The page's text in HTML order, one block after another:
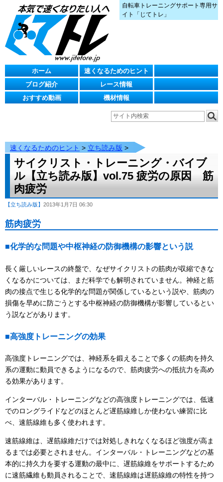
自転車トレーニングサポート専用サ
イト「じてトレ」
ホーム
速くなるためのヒント
ブログ紹介
レース情報
おすすめ動画
機材情報
速くなるためのヒント > 立ち読み版 >
サイクリスト・トレーニング・バイブ
ル【立ち読み版】vol.75 疲労の原因 筋
肉疲労
【立ち読み版】 2013年1月7日 06:30
筋肉疲労
■化学的な問題や中枢神経の防御機構の影響という説
長く厳しいレースの終盤で、なぜサイクリストの筋肉が収縮できな
くなるかについては、まだ科学でも解明されていません。神経と筋
肉の接点で生じる化学的な問題が関係しているという説や、筋肉の
損傷を早めに防ごうとする中枢神経の防御機構が影響しているとい
う説などがあります。
■高強度トレーニングの効果
高強度トレーニングでは、神経系を鍛えることで多くの筋肉を持久
系の運動に動員できるようになるので、筋肉疲労への抵抗力を高め
る効果があります。
インターバル・トレーニングなどの高強度トレーニングでは、低速
でのロングライドなどのほとんど遅筋線維しか使わない練習に比
べ、速筋線維も多く使われます。
速筋線維は、遅筋線維だけでは対処しきれなくなるほど強度が高ま
るまでは必要とされません。インターバル・トレーニングなどの基
本的に持久力を要する運動の最中に、遅筋線維をサポートするため
に速筋繊維も動員されることで、速筋線維は遅筋線維の特性を持つ